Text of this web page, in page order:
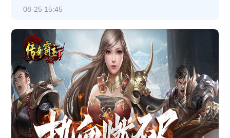
《龙破九天》12月16日10:00-12:00 合服公告
《热血战纪》12月8日合服公告
《龙破九天》12月5日16:30-17:30更新内容（以此为准，日期是12月5日）
《龙破九天》线下返利
《乱世诸侯》11月18日合服公告
08-25 15:45